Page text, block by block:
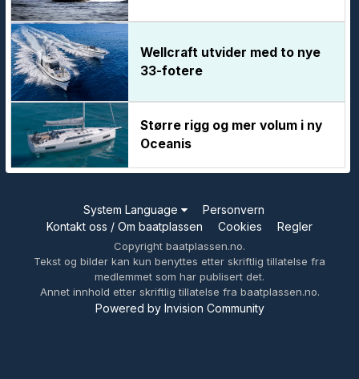
Wellcraft utvider med to nye
33-fotere
Større rigg og mer volum i ny
Oceanis
System Language
Personvern
Kontakt oss / Om baatplassen
Cookies Regler
Copyright baatplassen.no.
Tekst og bilder kan kun benyttes etter skriftlig tillatelse fra
medlemmet som har publisert det.
Annet innhold etter skriftlig tillatelse fra baatplassen.no.
Powered by Invision Community